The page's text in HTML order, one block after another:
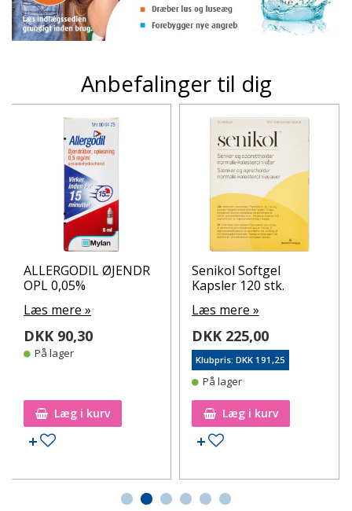
Anbefalinger til dig
ALLERGODIL ØJENDR
OPL 0,05%
Læs mere »
DKK 90,30
På lager
Læg i kurv
Tilføj til ønskeseddel
Senikol Softgel
Kapsler 120 stk.
Læs mere »
DKK 225,00
Klubpris: DKK 191,25
På lager
Læg i kurv
Tilføj til ønskeseddel